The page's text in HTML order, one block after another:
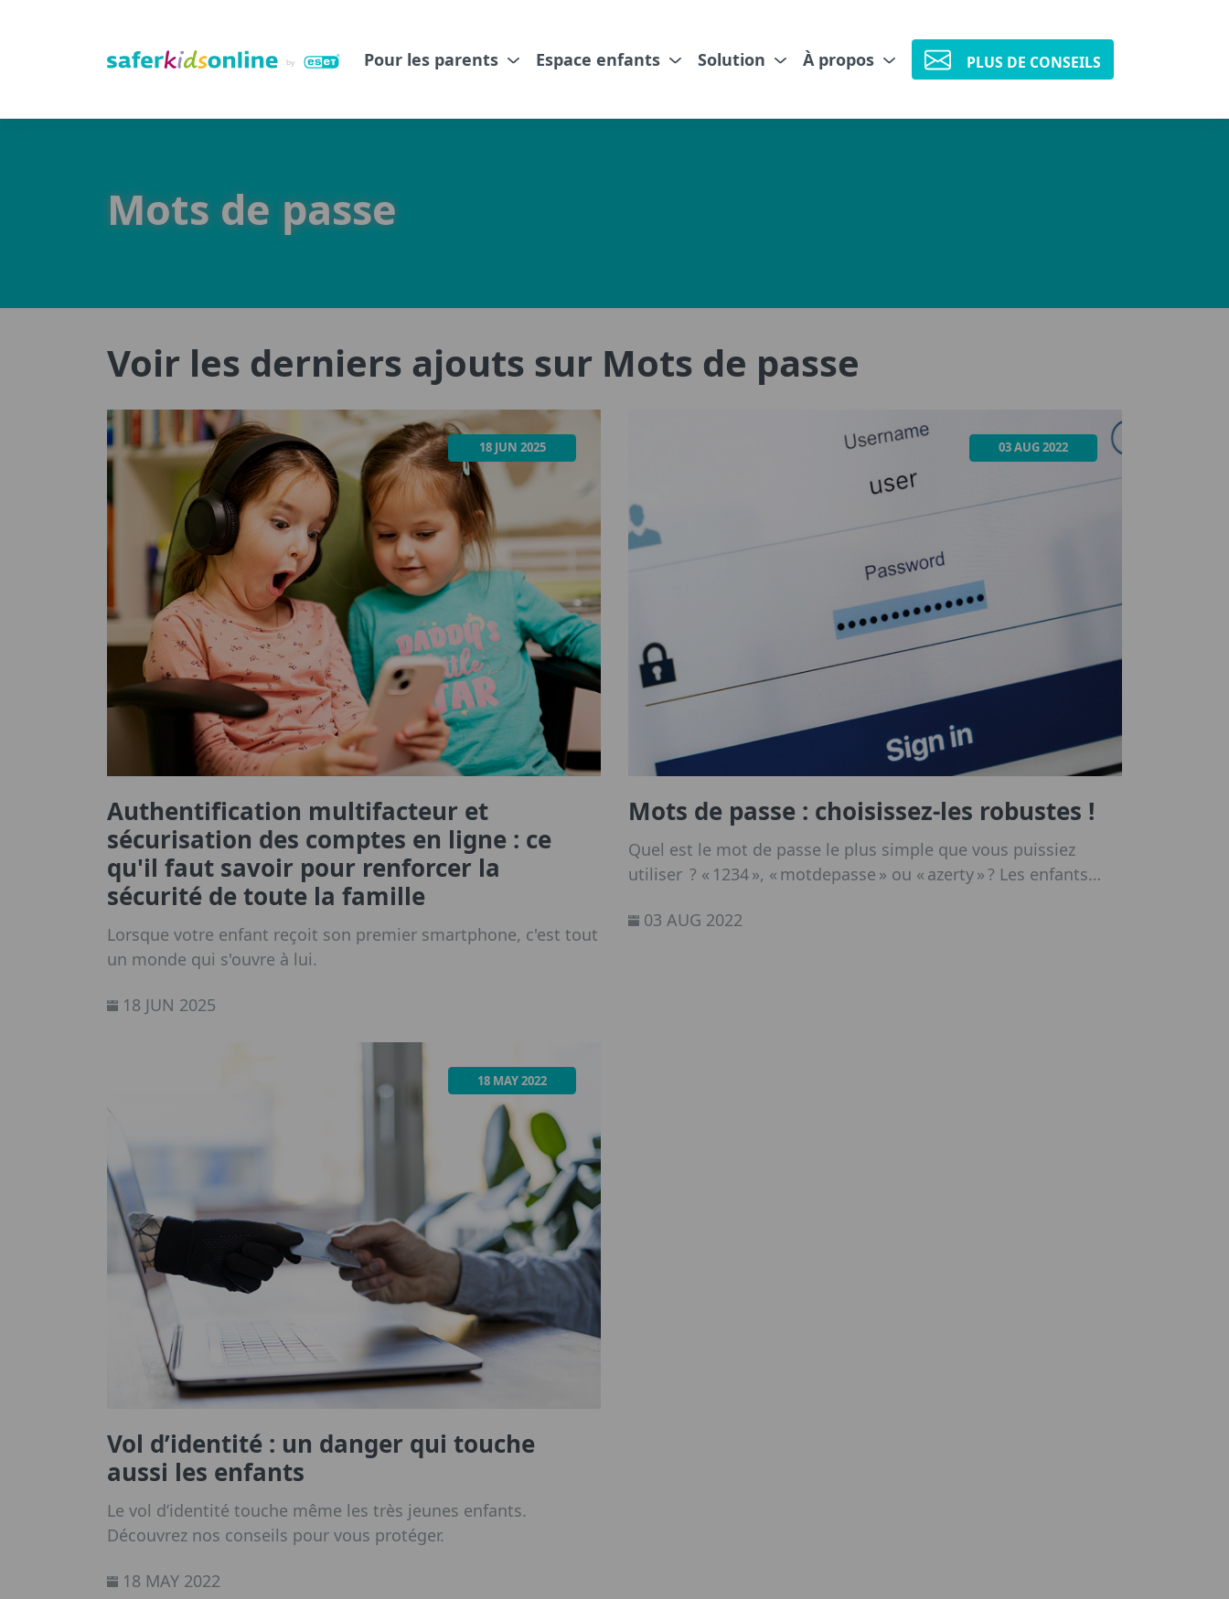
Pour les parents Espace enfants Solution À propos PLUS DE CONSEILS
Mots de passe
Voir les derniers ajouts sur Mots de passe
18 JUN 2025
Authentification multifacteur et
sécurisation des comptes en ligne : ce
qu'il faut savoir pour renforcer la
sécurité de toute la famille
Lorsque votre enfant reçoit son premier smartphone, c'est tout
un monde qui s'ouvre à lui.
18 JUN 2025
03 AUG 2022
Mots de passe : choisissez-les robustes !
Quel est le mot de passe le plus simple que vous puissiez
utiliser ? « 1234 », « motdepasse » ou « azerty » ? Les enfants
confort à la sécurité. Et comme ils ont besoin d’un nom
03 AUG 2022
18 MAY 2022
Vol d’identité : un danger qui touche
aussi les enfants
Le vol d’identité touche même les très jeunes enfants.
Découvrez nos conseils pour vous protéger.
18 MAY 2022